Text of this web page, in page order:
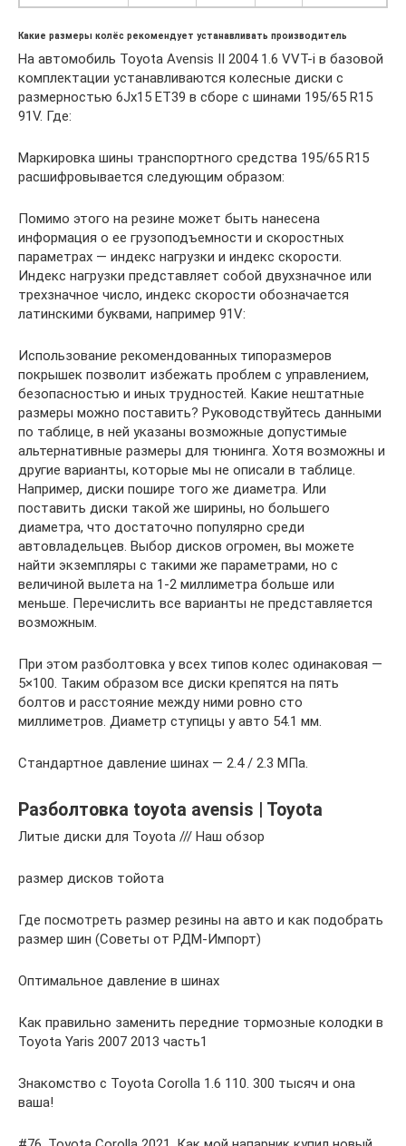
Какие размеры колёс рекомендует устанавливать производитель
На автомобиль Toyota Avensis II 2004 1.6 VVT-i в базовой
комплектации устанавливаются колесные диски с
размерностью 6Jx15 ET39 в сборе с шинами 195/65 R15
91V. Где:
Маркировка шины транспортного средства 195/65 R15
расшифровывается следующим образом:
Помимо этого на резине может быть нанесена
информация о ее грузоподъемности и скоростных
параметрах — индекс нагрузки и индекс скорости.
Индекс нагрузки представляет собой двухзначное или
трехзначное число, индекс скорости обозначается
латинскими буквами, например 91V:
Использование рекомендованных типоразмеров
покрышек позволит избежать проблем с управлением,
безопасностью и иных трудностей. Какие нештатные
размеры можно поставить? Руководствуйтесь данными
по таблице, в ней указаны возможные допустимые
альтернативные размеры для тюнинга. Хотя возможны и
другие варианты, которые мы не описали в таблице.
Например, диски пошире того же диаметра. Или
поставить диски такой же ширины, но большего
диаметра, что достаточно популярно среди
автовладельцев. Выбор дисков огромен, вы можете
найти экземпляры с такими же параметрами, но с
величиной вылета на 1-2 миллиметра больше или
меньше. Перечислить все варианты не представляется
возможным.
При этом разболтовка у всех типов колес одинаковая —
5×100. Таким образом все диски крепятся на пять
болтов и расстояние между ними ровно сто
миллиметров. Диаметр ступицы у авто 54.1 мм.
Стандартное давление шинах — 2.4 / 2.3 МПа.
Разболтовка toyota avensis | Toyota
Литые диски для Toyota /// Наш обзор
размер дисков тойота
Где посмотреть размер резины на авто и как подобрать
размер шин (Советы от РДМ-Импорт)
Оптимальное давление в шинах
Как правильно заменить передние тормозные колодки в
Toyota Yaris 2007 2013 часть1
Знакомство с Toyota Corolla 1.6 110. 300 тысяч и она
ваша!